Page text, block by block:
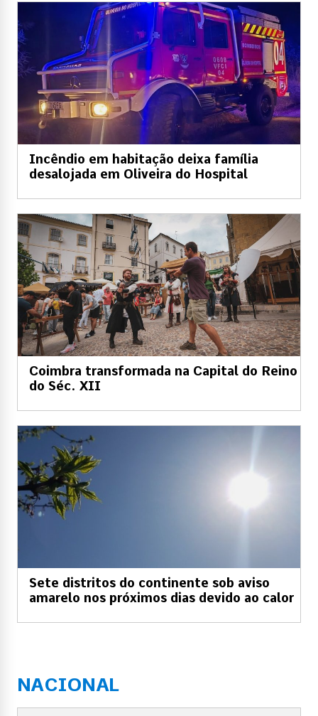
Incêndio em habitação deixa família
desalojada em Oliveira do Hospital
Coimbra transformada na Capital do Reino
do Séc. XII
Sete distritos do continente sob aviso
amarelo nos próximos dias devido ao calor
NACIONAL